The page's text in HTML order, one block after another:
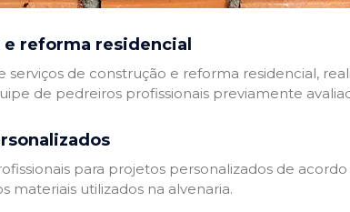
e reforma residencial
serviços de construção e reforma residencial,
de pedreiros profissionais previamente
para projetos personalizados de
materiais utilizados na alvenaria.